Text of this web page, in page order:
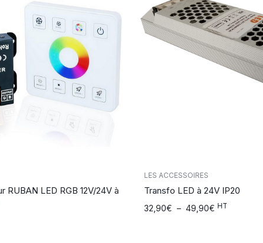
RUBAN LED RGB 12V/24V à
LES ACCESSOIRES
Transfo LED à 24V IP20
32,90€ – 49,90€
Plage
HT